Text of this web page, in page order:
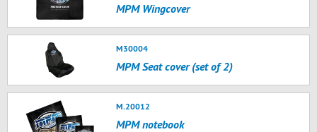
MPM Wingcover
M30004
MPM Seat cover (set of 2)
M.20012
MPM notebook